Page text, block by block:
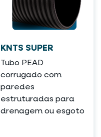
KNTS SUPER
Tubo PEAD
corrugado com
paredes
estruturadas para
drenagem ou esgoto